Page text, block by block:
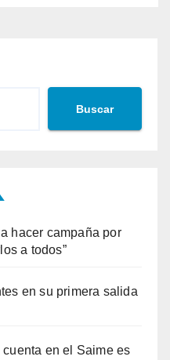
Buscar
hacer campaña por
a todos”
en su primera salida
en el Saime es